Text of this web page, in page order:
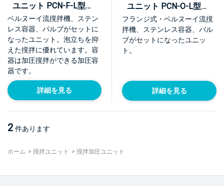
ユニット PCN-F-L型
【KU-PCN-F-L】
ベルヌーイ流撹拌機、ステン
レス容器、バルブがセットに
なったユニット。泡立ちを抑
えた撹拌に優れています。容
器は加圧撹拌ができる加圧容
器です。
詳細を見る
ユニット PCN-O-L型
【KU-PCN-O-L】
フランジ式・ベルヌーイ流撹
拌機、ステンレス容器、バル
ブがセットになったユニッ
ト。
詳細を見る
2 件あります
ホーム > 撹拌ユニット > 撹拌加圧ユニット